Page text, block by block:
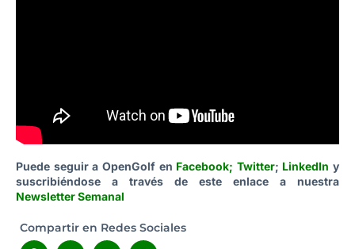
Puede seguir a OpenGolf en Facebook; Twitter; LinkedIn y
suscribiéndose a través de este enlace a nuestra
Newsletter Semanal
Compartir en Redes Sociales